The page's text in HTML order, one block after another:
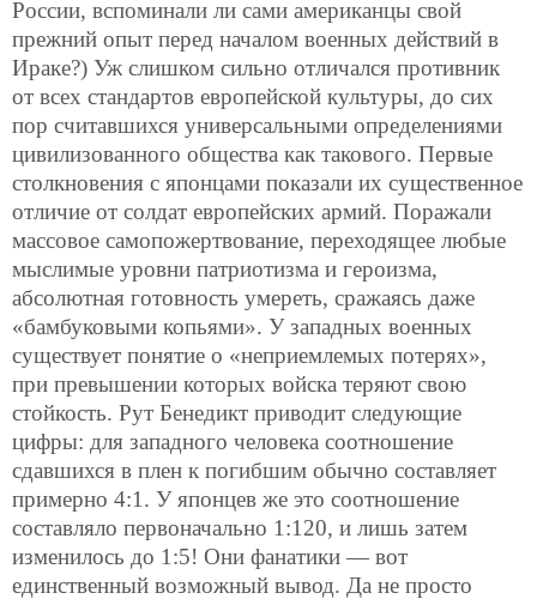
России, вспоминали ли сами американцы свой
прежний опыт перед началом военных действий в
Ираке?) Уж слишком сильно отличался противник
от всех стандартов европейской культуры, до сих
пор считавшихся универсальными определениями
цивилизованного общества как такового. Первые
столкновения с японцами показали их существенное
отличие от солдат европейских армий. Поражали
массовое самопожертвование, переходящее любые
мыслимые уровни патриотизма и героизма,
абсолютная готовность умереть, сражаясь даже
«бамбуковыми копьями». У западных военных
существует понятие о «неприемлемых потерях»,
при превышении которых войска теряют свою
стойкость. Рут Бенедикт приводит следующие
цифры: для западного человека соотношение
сдавшихся в плен к погибшим обычно составляет
примерно 4:1. У японцев же это соотношение
составляло первоначально 1:120, и лишь затем
изменилось до 1:5! Они фанатики — вот
единственный возможный вывод. Да не просто